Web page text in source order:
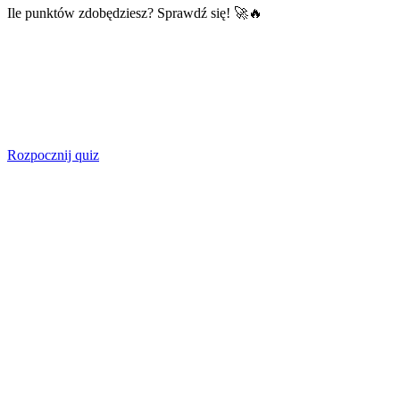
Ile punktów zdobędziesz? Sprawdź się! 🚀🔥
Rozpocznij quiz